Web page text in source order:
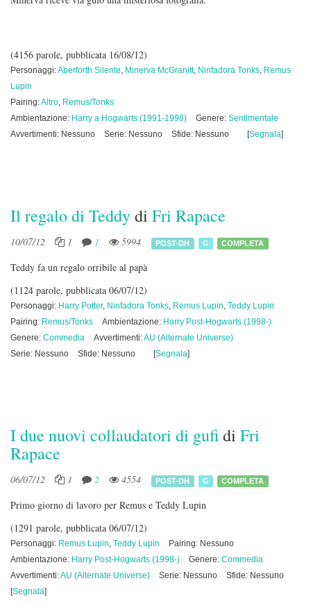
(4156 parole, pubblicata 16/08/12)
Personaggi:Aberforth Silente, Minerva McGranitt, Ninfadora Tonks, Remus
Lupin
Pairing:Altro, Remus/Tonks
Ambientazione: Harry a Hogwarts (1991-1998) Genere: Sentimentale
Avvertimenti: Nessuno
Serie: Nessuno Sfide: Nessuno [Segnala]
Il regalo di Teddydi Fri Rapace
10/07/12 1 1 5994 POST-DH G COMPLETA
Teddy fa un regalo orribile al papà
(1124 parole, pubblicata 06/07/12)
Personaggi: Harry Potter, Ninfadora Tonks, Remus Lupin, Teddy Lupin
Pairing: Remus/Tonks Ambientazione: Harry Post-Hogwarts (1998-)
Genere: Commedia Avvertimenti:AU (Alternate Universe)
Serie: Nessuno
Sfide: Nessuno [Segnala]
I due nuovi collaudatori di gufidi Fri
Rapace
06/07/12 1 2 4554 POST-DH G COMPLETA
Primo giorno di lavoro per Remus e Teddy Lupin
(1291 parole, pubblicata 06/07/12)
Personaggi: Remus Lupin, Teddy Lupin
Pairing: Nessuno
Ambientazione: Harry Post-Hogwarts (1998-) Genere: Commedia
Avvertimenti:AU (Alternate Universe) Serie: Nessuno
Sfide: Nessuno
[Segnala]